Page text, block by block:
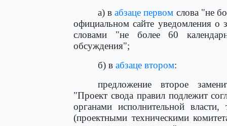
а) вабзаце первом слова "не
официальном сайте уведомления о
словами "не более 60
обсуждения";
б) в абзаце втором:
предложение второе
"Проект свода правил подлежит
органами исполнительной
(проектными техническими